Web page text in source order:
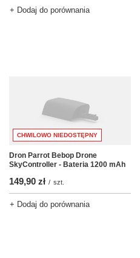
+ Dodaj do porównania
CHWILOWO NIEDOSTĘPNY
Dron Parrot Bebop Drone
SkyController - Bateria 1200 mAh
149,90 zł / szt.
+ Dodaj do porównania